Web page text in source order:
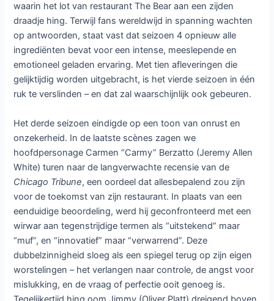
waarin het lot van restaurant The Bear aan een zijden
draadje hing. Terwijl fans wereldwijd in spanning wachten
op antwoorden, staat vast dat seizoen 4 opnieuw alle
ingrediënten bevat voor een intense, meeslepende en
emotioneel geladen ervaring. Met tien afleveringen die
gelijktijdig worden uitgebracht, is het vierde seizoen in één
ruk te verslinden – en dat zal waarschijnlijk ook gebeuren.
Het derde seizoen eindigde op een toon van onrust en
onzekerheid. In de laatste scènes zagen we
hoofdpersonage Carmen “Carmy” Berzatto (Jeremy Allen
White) turen naar de langverwachte recensie van de
Chicago Tribune, een oordeel dat allesbepalend zou zijn
voor de toekomst van zijn restaurant. In plaats van een
eenduidige beoordeling, werd hij geconfronteerd met een
wirwar aan tegenstrijdige termen als “uitstekend” maar
“muf”, en “innovatief” maar “verwarrend”. Deze
dubbelzinnigheid sloeg als een spiegel terug op zijn eigen
worstelingen – het verlangen naar controle, de angst voor
mislukking, en de vraag of perfectie ooit genoeg is.